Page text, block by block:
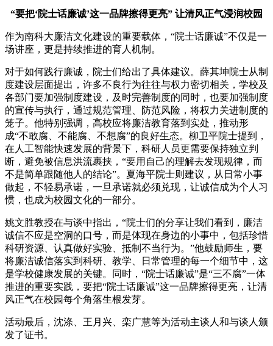
“要把‘院士话廉诚’这一品牌擦得更亮” 让清风正气浸润校园
作为南科大廉洁文化建设的重要载体，“院士话廉诚”不仅是一
场讲座，更是持续推进的育人机制。
对于如何践行廉诚，院士们给出了具体建议。薛其坤院士从制
度建设层面提出，许多不良行为往往与权力密切相关，学校及
各部门要加强制度建设，及时完善制度的同时，也要加强制度
的宣传与执行，通过规范管理、防范风险，将权力关进制度的
笼子。他特别强调，高校应将廉洁教育落到实处，推动形
成“不敢腐、不能腐、不想腐”的良好生态。柳卫平院士提到，
在人工智能快速发展的背景下，科研人员更需要保持独立判
断，避免被信息洪流裹挟，“要用自己的理解去发现规律，而
不是简单跟随他人的结论”。夏海平院士则建议，从日常小事
做起，不轻易承诺，一旦承诺就必须兑现，让诚信成为个人习
惯，也成为校园文化的一部分。
姚文胜教授在与谈中指出，“院士们的分享让我们看到，廉洁
诚信不应是空洞的口号，而是体现在身边的小事中，包括珍惜
科研资源、认真做好实验、抵制不当行为。”他鼓励师生，要
将廉洁诚信落实到科研、教学、日常管理的每一个细节中，这
是学校健康发展的关键。同时，“院士话廉诚”是“三不腐”一体
推进的重要实践，要把“院士话廉诚”这一品牌擦得更亮，让清
风正气在校园每个角落生根发芽。
活动最后，沈涤、王月兴、栾广慧等为活动主谈人和与谈人颁
发了证书。